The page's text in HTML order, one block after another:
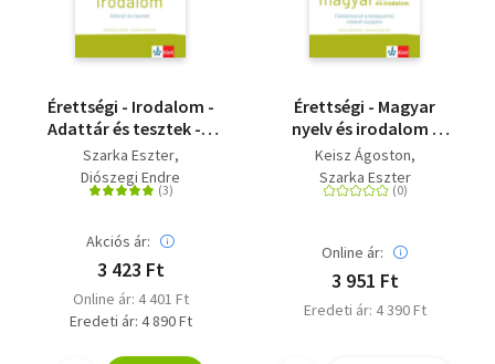
Érettségi - Irodalom -
Adattár és tesztek - A
2024-től érvényes
érettségire felkészítő
adattár, mely az új
tartalmazza
Szarka Eszter
Diószegi Endre
Akciós ár:
3 423 Ft
Online ár: 4 401 Ft
Eredeti ár: 4 890 Ft
Érettségi - Magyar
nyelv és irodalom -
Feladatsorok a
középszintű írásbeli
vizsgára - A 2024-től
megfelelő
feladatsorok
Keisz Ágoston
Szarka Eszter
Online ár:
3 951 Ft
Eredeti ár: 4 390 Ft